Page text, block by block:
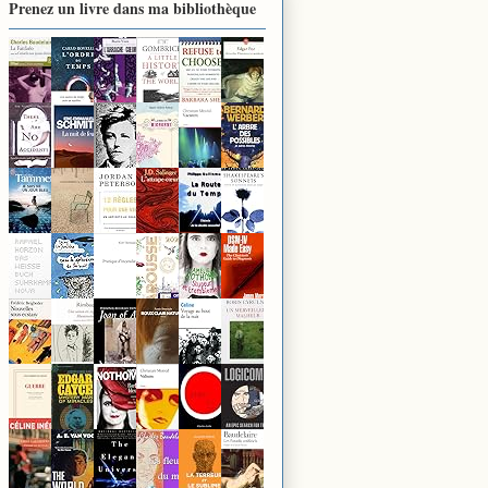
Prenez un livre dans ma bibliothèque